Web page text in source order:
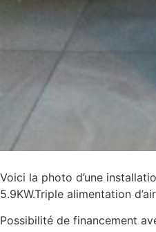
Voici la photo d’une
5.9KW.Triple alimentation
Possibilité de financement